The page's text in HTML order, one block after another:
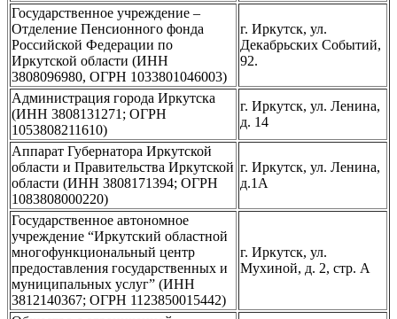
Государственное учреждение –
Отделение Пенсионного фонда
Российской Федерации по
Иркутской области (ИНН
3808096980, ОГРН 1033801046003)
г. Иркутск, ул.
Декабрьских Событий,
92.
Администрация города Иркутска
(ИНН 3808131271; ОГРН
1053808211610)
г. Иркутск, ул. Ленина,
д. 14
Аппарат Губернатора Иркутской
области и Правительства Иркутской
области (ИНН 3808171394; ОГРН
1083808000220)
г. Иркутск, ул. Ленина,
д.1А
Государственное автономное
учреждение “Иркутский областной
многофункциональный центр
предоставления государственных и
муниципальных услуг” (ИНН
3812140367; ОГРН 1123850015442)
г. Иркутск, ул.
Мухиной, д. 2, стр. А